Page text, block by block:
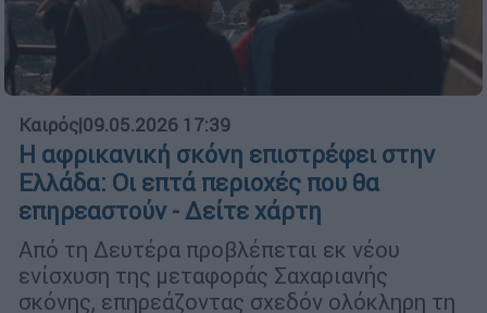
Καιρός|09.05.2026 17:39
Η αφρικανική σκόνη επιστρέφει στην
Ελλάδα: Οι επτά περιοχές που θα
επηρεαστούν - Δείτε χάρτη
Από τη Δευτέρα προβλέπεται εκ νέου
ενίσχυση της μεταφοράς Σαχαριανής
σκόνης, επηρεάζοντας σχεδόν ολόκληρη τη